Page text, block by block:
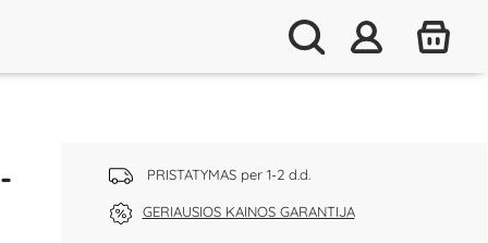
PRISTATYMAS per 1-2 d.d.
GERIAUSIOS KAINOS GARANTIJA